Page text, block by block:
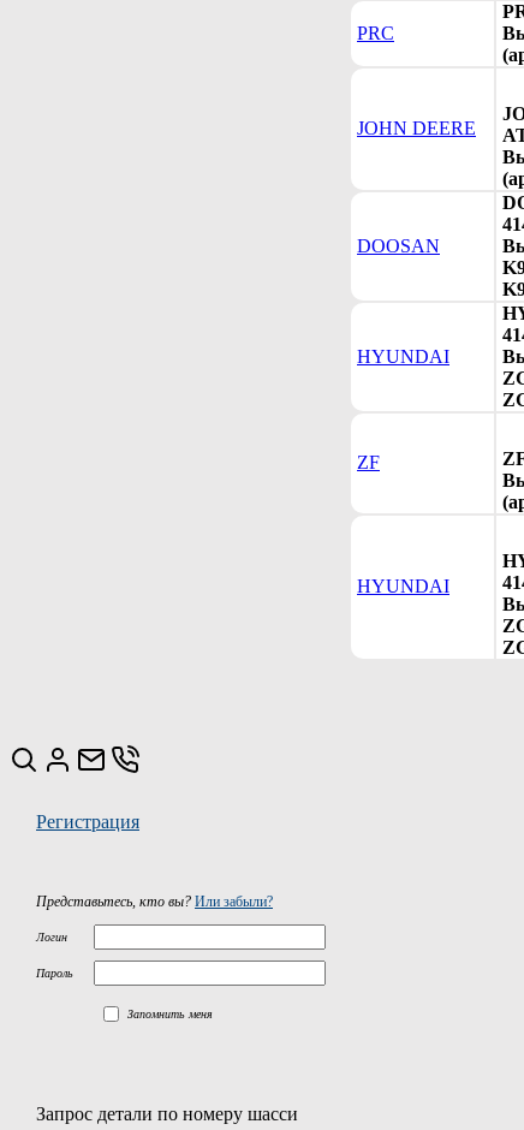
PRC
JOHN DEERE
DOOSAN
HYUNDAI
ZF
HYUNDAI
Регистрация
Представьтесь, кто вы? Или забыли?
Логин
Пароль
Запомнить меня
Запрос детали по номеру шасси